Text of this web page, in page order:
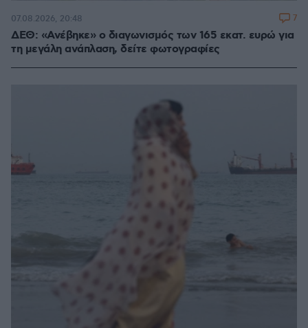
ΔΕΘ: «Ανέβηκε» ο διαγωνισμός των 165 εκατ. ευρώ για
τη μεγάλη ανάπλαση, δείτε φωτογραφίες
07.08.2026, 20:48 7